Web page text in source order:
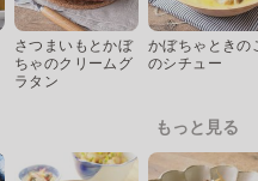
さつまいもとかぼ
ちゃのクリームグ
ラタン
かぼちゃときの
のシチュー
もっと見る